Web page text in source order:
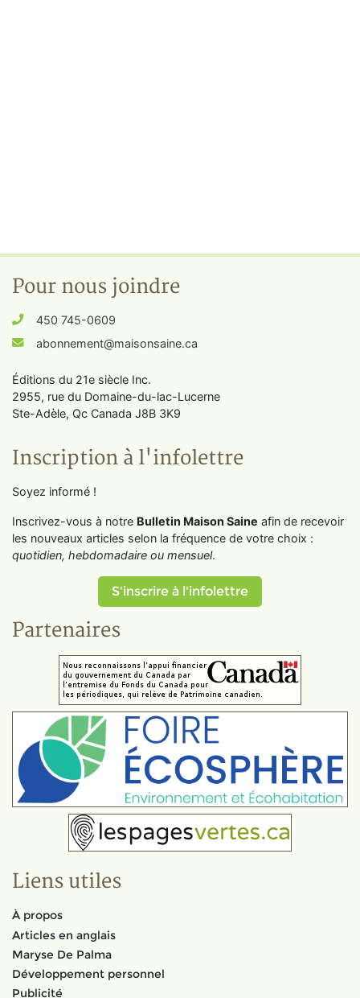
Pour nous joindre
450 745-0609
abonnement@maisonsaine.ca
Éditions du 21e siècle Inc.
2955, rue du Domaine-du-lac-Lucerne
Ste-Adèle, Qc Canada J8B 3K9
Inscription à l'infolettre
Soyez informé !
Inscrivez-vous à notre Bulletin Maison Saine afin de recevoir
les nouveaux articles selon la fréquence de votre choix :
quotidien, hebdomadaire ou mensuel.
S'inscrire à l'infolettre
Partenaires
Liens utiles
À propos
Articles en anglais
Maryse De Palma
Développement personnel
Publicité